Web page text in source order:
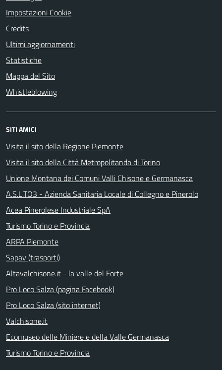
Impostazioni Cookie
Credits
Ultimi aggiornamenti
Statistiche
Mappa del Sito
Whistleblowing
SITI AMICI
Visita il sito della Regione Piemonte
Visita il sito della Città Metropolitanda di Torino
Unione Montana dei Comuni Valli Chisone e Germanasca
A.S.L.TO3 - Azienda Sanitaria Locale di Collegno e Pinerolo
Acea Pinerolese Industriale SpA
Turismo Torino e Provincia
ARPA Piemonte
Sapav (trasporti)
Altavalchisone.it - la valle del Forte
Pro Loco Salza (pagina Facebook)
Pro Loco Salza (sito internet)
Valchisone.it
Ecomuseo delle Miniere e della Valle Germanasca
Turismo Torino e Provincia